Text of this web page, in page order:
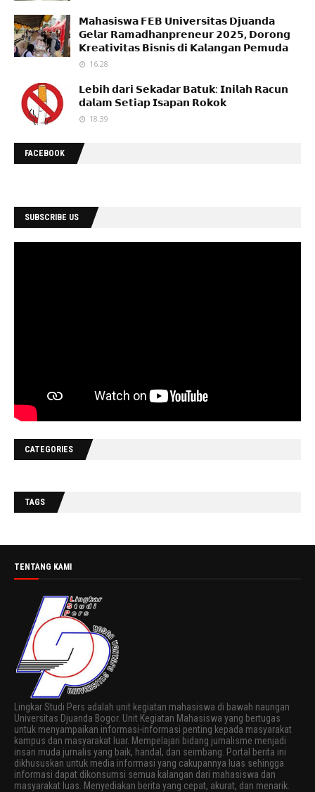
𝗠𝗮𝗵𝗮𝘀𝗶𝘀𝘄𝗮 𝗙𝗘𝗕 𝗨𝗻𝗶𝘃𝗲𝗿𝘀𝗶𝘁𝗮𝘀 𝗗𝗷𝘂𝗮𝗻𝗱𝗮
𝗚𝗲𝗹𝗮𝗿 𝗥𝗮𝗺𝗮𝗱𝗵𝗮𝗻𝗽𝗿𝗲𝗻𝗲𝘂𝗿 𝟮𝟬𝟮𝟱, 𝗗𝗼𝗿𝗼𝗻𝗴
𝗞𝗿𝗲𝗮𝘁𝗶𝘃𝗶𝘁𝗮𝘀 𝗕𝗶𝘀𝗻𝗶𝘀 𝗱𝗶 𝗞𝗮𝗹𝗮𝗻𝗴𝗮𝗻 𝗣𝗲𝗺𝘂𝗱𝗮
16.28
𝗟𝗲𝗯𝗶𝗵 𝗱𝗮𝗿𝗶 𝗦𝗲𝗸𝗮𝗱𝗮𝗿 𝗕𝗮𝘁𝘂𝗸: 𝗜𝗻𝗶𝗹𝗮𝗵 𝗥𝗮𝗰𝘂𝗻
𝗱𝗮𝗹𝗮𝗺 𝗦𝗲𝘁𝗶𝗮𝗽 𝗜𝘀𝗮𝗽𝗮𝗻 𝗥𝗼𝗸𝗼𝗸
18.39
FACEBOOK
SUBSCRIBE US
CATEGORIES
TAGS
TENTANG KAMI
Lingkar Studi Pers adalah unit kegiatan mahasiswa di bawah naungan
Universitas Djuanda Bogor. Unit Kegiatan Mahasiswa yang bertugas
untuk menyampaikan informasi-informasi penting kepada masyarakat
kampus dan masyarakat luar. Mempelajari bidang jurnalisme menjadi
insan muda jurnalis yang baik, handal, dan seimbang. Portal berita ini
dikhususkan untuk media informasi yang cakupannya luas sehingga
informasi dapat dikonsumsi semua kalangan dari mahasiswa dan
masyarakat luas. Menyediakan berita yang cepat, akurat, dan menarik.